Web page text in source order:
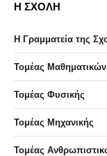
Η ΣΧΟΛΗ
Η Γραμματεία της
Τομέας Μαθηματικών
Τομέας Φυσικής
Τομέας Μηχανικής
Τομέας